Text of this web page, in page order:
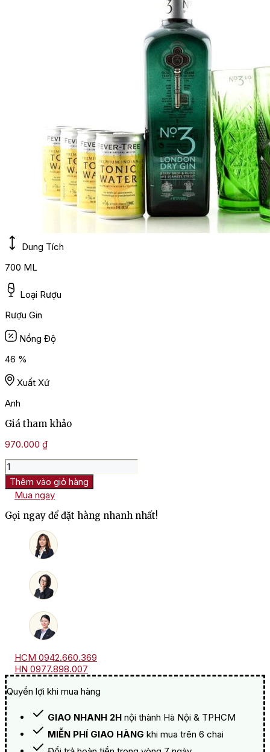
Dung Tích
700 ML
Loại Rượu
Rượu Gin
Nồng Độ
46 %
Xuất Xứ
Anh
Giá tham khảo
970.000 ₫
Rượu
No.3
London
Dry
Gin
số
Thêm vào giỏ hàng
Mua ngay
Gọi ngay để đặt hàng nhanh nhất!
HCM 0942.660.369
HN 0977.898.007
Quyền lợi khi mua hàng
GIAO NHANH 2H nội thành Hà Nội & TPHCM
MIỄN PHÍ GIAO HÀNG khi mua trên 6 chai